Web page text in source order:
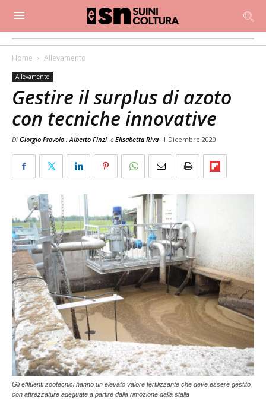
Home Allevamento
Allevamento
Gestire il surplus di azoto
con tecniche innovative
Di Giorgio Provolo ,Alberto Finzi e Elisabetta Riva 1 Dicembre 2020
Gli effluenti zootecnici hanno un elevato valore fertilizzante che deve essere gestito
con attrezzature adeguate a partire dalla rimozione dalla stalla